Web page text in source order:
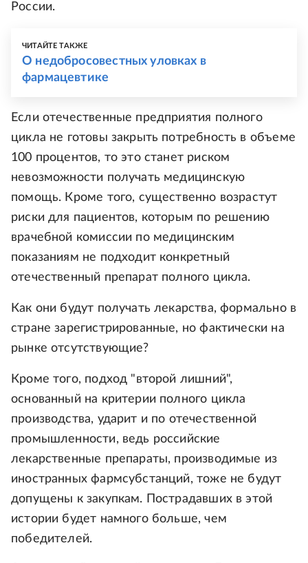
России.
ЧИТАЙТЕ ТАКЖЕ
О недобросовестных уловках в
фармацевтике
Если отечественные предприятия полного
цикла не готовы закрыть потребность в объеме
100 процентов, то это станет риском
невозможности получать медицинскую
помощь. Кроме того, существенно возрастут
риски для пациентов, которым по решению
врачебной комиссии по медицинским
показаниям не подходит конкретный
отечественный препарат полного цикла.
Как они будут получать лекарства, формально в
стране зарегистрированные, но фактически на
рынке отсутствующие?
Кроме того, подход "второй лишний",
основанный на критерии полного цикла
производства, ударит и по отечественной
промышленности, ведь российские
лекарственные препараты, производимые из
иностранных фармсубстанций, тоже не будут
допущены к закупкам. Пострадавших в этой
истории будет намного больше, чем
победителей.